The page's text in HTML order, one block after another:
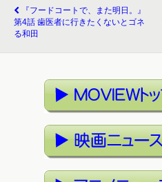
『フードコートで、また明日。』
第4話 歯医者に行きたくないとゴネ
る和田